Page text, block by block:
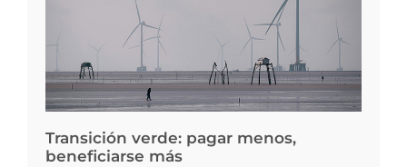
Transición verde: pagar menos,
beneficiarse más